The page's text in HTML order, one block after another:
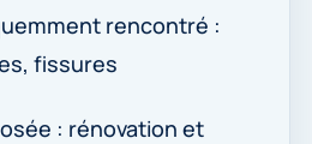
rencontré :
fissures
: rénovation et